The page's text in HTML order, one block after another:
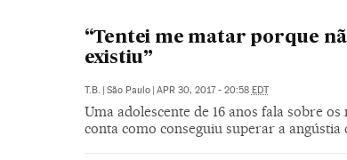
“Tentei me matar porque
existiu”
T.B. | São Paulo | APR 30, 2017 - 20:58 EDT
Uma adolescente de 16 anos fala sobre
conta como conseguiu superar a angústia